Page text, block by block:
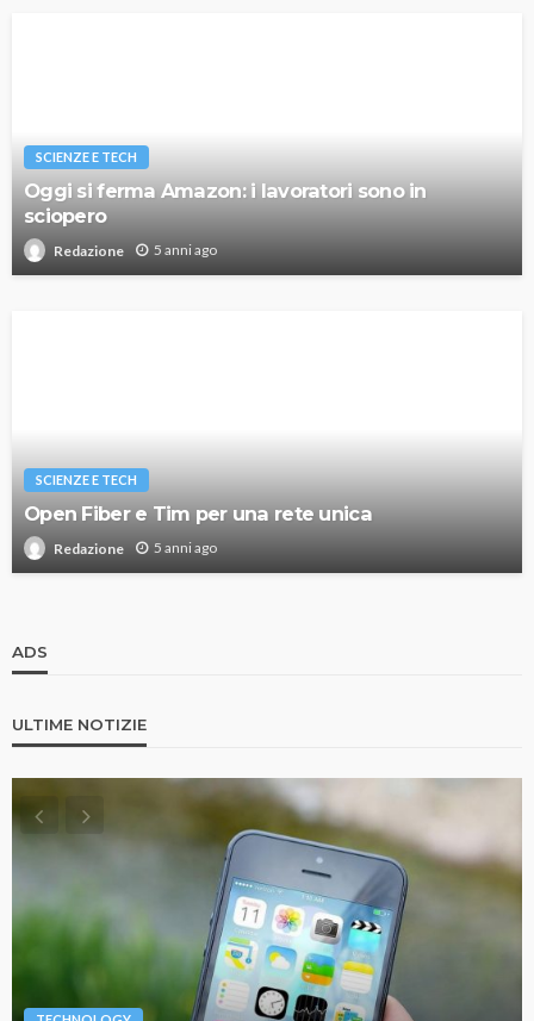
SCIENZE E TECH
Oggi si ferma Amazon: i lavoratori sono in
sciopero
Redazione 5 anni ago
SCIENZE E TECH
Open Fiber e Tim per una rete unica
Redazione 5 anni ago
ADS
ULTIME NOTIZIE